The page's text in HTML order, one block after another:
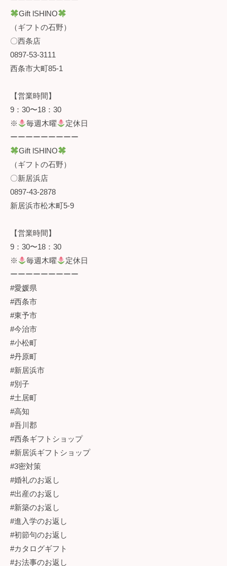
Gift lSHlNO
（ギフトの石野）
〇西条店
0897-53-3111
西条市大町85-1
【営業時間】
9：30〜18：30
※
毎週木曜
定休日
ーーーーーーーーー
Gift lSHlNO
（ギフトの石野）
〇新居浜店
0897-43-2878
新居浜市松木町5-9
【営業時間】
9：30〜18：30
※
毎週木曜
定休日
ーーーーーーーーー
#愛媛県
#西条市
#東予市
#今治市
#小松町
#丹原町
#新居浜市
#別子
#土居町
#高知
#吾川郡
#西条ギフトショップ
#新居浜ギフトショップ
#3密対策
#婚礼のお返し
#出産のお返し
#新築のお返し
#進入学のお返し
#初節句のお返し
#カタログギフト
#お法事のお返し